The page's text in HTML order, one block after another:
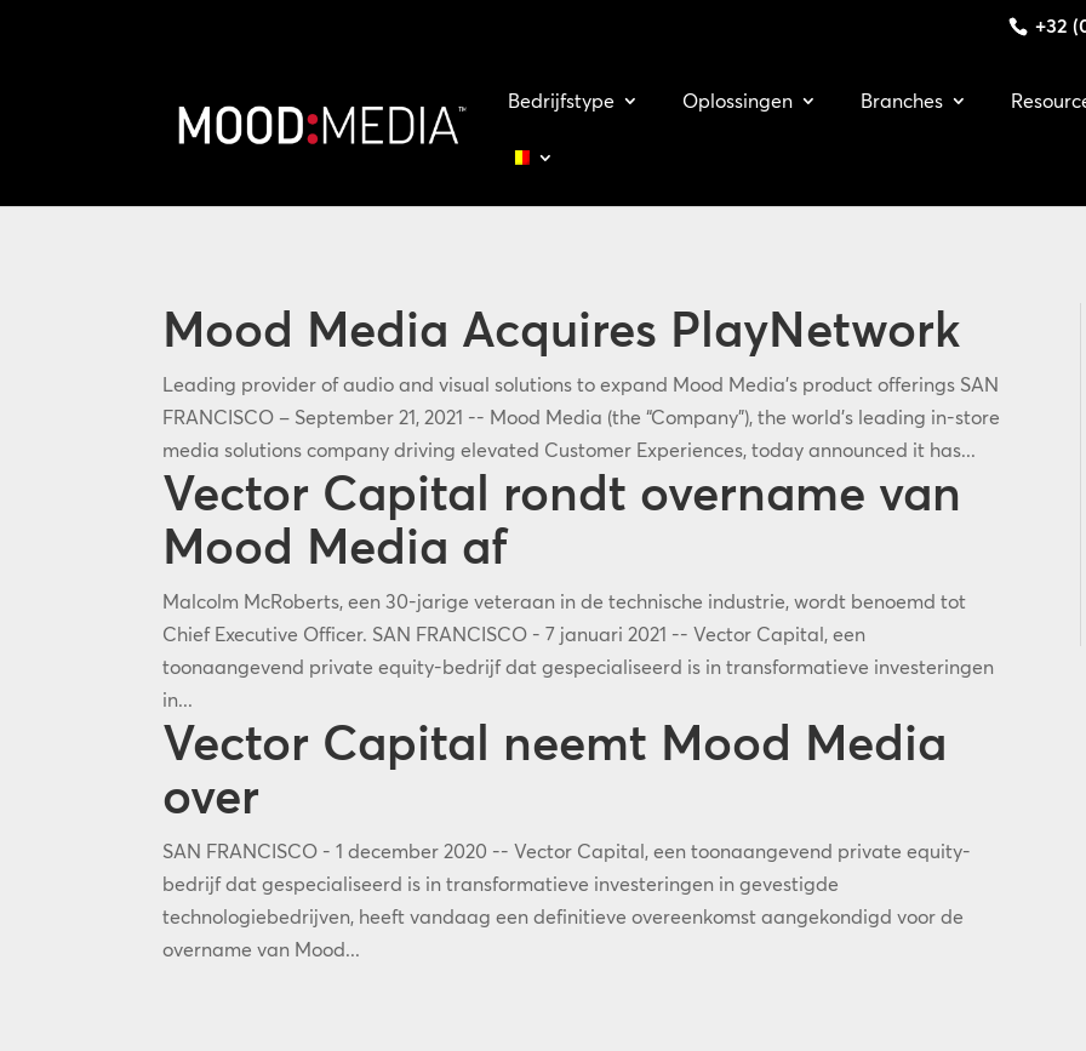
+32
Bedrijfstype Oplossingen Branches
Mood Media Acquires PlayNetwork
Leading provider of audio and visual solutions to expand Mood Media’s product offerings SAN
FRANCISCO – September 21, 2021 -- Mood Media (the “Company”), the world's leading in-store
media solutions company driving elevated Customer Experiences, today announced it has...
Vector Capital rondt overname van
Mood Media af
Malcolm McRoberts, een 30-jarige veteraan in de technische industrie, wordt benoemd tot
Chief Executive Officer. SAN FRANCISCO - 7 januari 2021 -- Vector Capital, een
toonaangevend private equity-bedrijf dat gespecialiseerd is in transformatieve investeringen
in...
Vector Capital neemt Mood Media
over
SAN FRANCISCO - 1 december 2020 -- Vector Capital, een toonaangevend private equity-
bedrijf dat gespecialiseerd is in transformatieve investeringen in gevestigde
technologiebedrijven, heeft vandaag een definitieve overeenkomst aangekondigd voor de
overname van Mood...